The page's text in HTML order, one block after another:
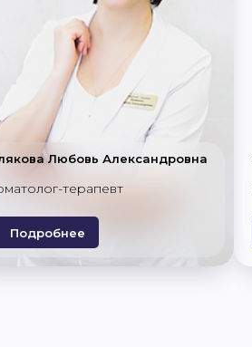
Любовь Александровна
терапевт
Подробнее